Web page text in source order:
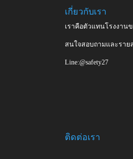
เกี่ยวกับเรา
เราคือตัวแทนโรงงาน
สนใจสอบถามและรายล
Line:@safety27
ติดต่อเรา